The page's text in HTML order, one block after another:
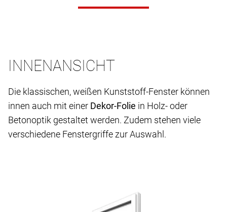
INNENANSICHT
Die klassischen, weißen Kunststoff-Fenster können
innen auch mit einer Dekor-Folie in Holz- oder
Betonoptik gestaltet werden. Zudem stehen viele
verschiedene Fenstergriffe zur Auswahl.